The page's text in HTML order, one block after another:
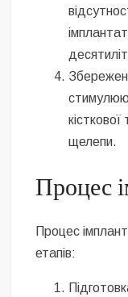
щелепи.
Процес
Процес
етапів: